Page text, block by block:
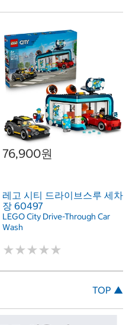
76,900원
레고 시티 드라이브스루 세차
장 60497
LEGO City Drive-Through Car
Wash
★★★★★
★★★★★
TOP ▲